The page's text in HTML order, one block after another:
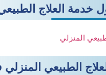
خدمة العلاج
المنزلي
الطبيعي